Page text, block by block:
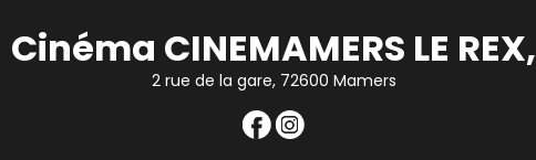
Cinéma CINEMAMERS LE REX,
2 rue de la gare, 72600 Mamers